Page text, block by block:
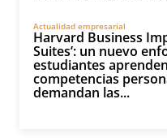
Actualidad empresarial
Harvard Business
Suites’: un nuevo
estudiantes
competencias
demandan las...